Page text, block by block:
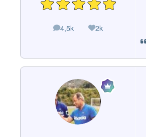
4,5k
messaggi2k
Reputazione